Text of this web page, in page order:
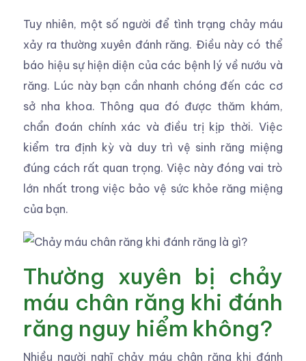
Tuy nhiên, một số người để tình trạng chảy máu
xảy ra thường xuyên đánh răng. Điều này có thể
báo hiệu sự hiện diện của các bệnh lý về nướu và
răng. Lúc này bạn cần nhanh chóng đến các cơ
sở nha khoa. Thông qua đó được thăm khám,
chẩn đoán chính xác và điều trị kịp thời. Việc
kiểm tra định kỳ và duy trì vệ sinh răng miệng
đúng cách rất quan trọng. Việc này đóng vai trò
lớn nhất trong việc bảo vệ sức khỏe răng miệng
của bạn.
Thường xuyên bị chảy
máu chân răng khi đánh
răng nguy hiểm không?
Nhiều người nghĩ chảy máu chân răng khi đánh